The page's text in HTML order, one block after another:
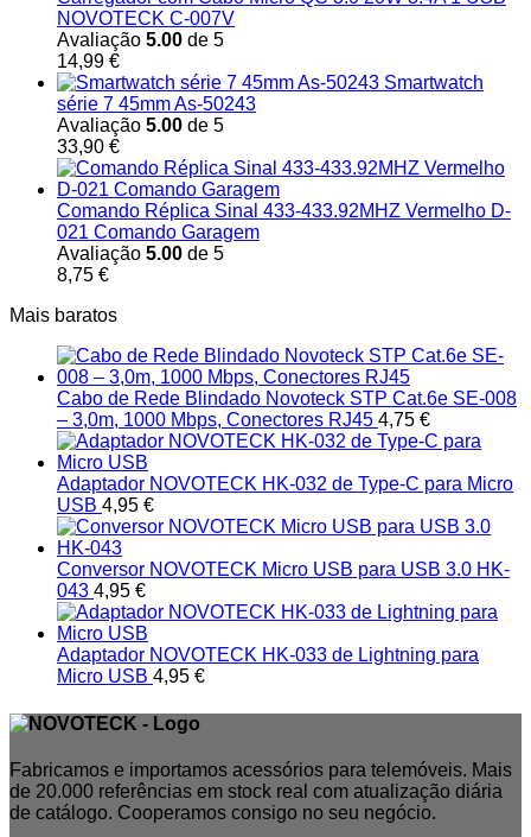
NOVOTECK C-007V
Avaliação 5.00 de 5
14,99 €
Smartwatch
série 7 45mm As-50243
Avaliação 5.00 de 5
33,90 €
Comando Réplica Sinal 433-433.92MHZ Vermelho D-
021 Comando Garagem
Avaliação 5.00 de 5
8,75 €
Mais baratos
Cabo de Rede Blindado Novoteck STP Cat.6e SE-008
– 3,0m, 1000 Mbps, Conectores RJ45 4,75 €
Adaptador NOVOTECK HK-032 de Type-C para Micro
USB 4,95 €
Conversor NOVOTECK Micro USB para USB 3.0 HK-
043 4,95 €
Adaptador NOVOTECK HK-033 de Lightning para
Micro USB 4,95 €
Fabricamos e importamos acessórios para telemóveis. Mais
de 20.000 referências em stock real com atualização diária
de catálogo. Cooperamos consigo no seu negócio.